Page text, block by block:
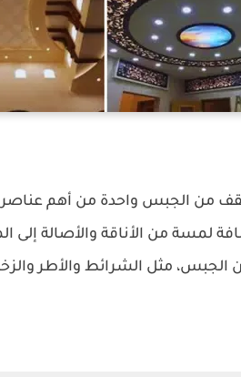
من الجبس واحدة من أهم
لمسة من الأناقة والأصالة إلى
مثل الشرائط والأطر